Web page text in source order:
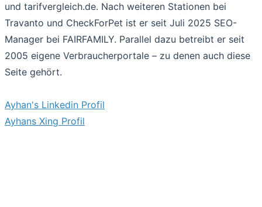
und tarifvergleich.de. Nach weiteren Stationen bei
Travanto und CheckForPet ist er seit Juli 2025 SEO-
Manager bei FAIRFAMILY. Parallel dazu betreibt er seit
2005 eigene Verbraucherportale – zu denen auch diese
Seite gehört.
Ayhan's Linkedin Profil
Ayhans Xing Profil